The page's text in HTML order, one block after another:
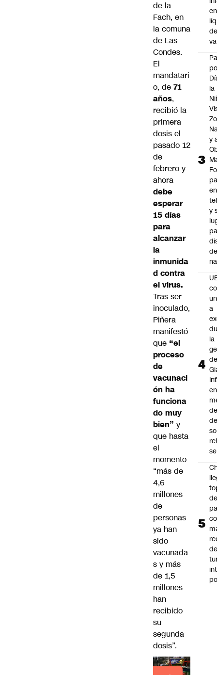
de la
Fach, en
la comuna
de Las
Condes.
El
mandatari
o, de 71
años,
recibió la
primera
dosis el
pasado 12
de
febrero y
ahora
debe
esperar
15 días
para
alcanzar
la
inmunida
d contra
el virus.
Tras ser
inoculado,
Piñera
manifestó
que “el
proceso
de
vacunaci
ón ha
funciona
do muy
bien” y
que hasta
el
momento
“más de
4,6
millones
de
personas
ya han
sido
vacunada
s y más
de 1,5
millones
han
recibido
su
segunda
dosis”.
en
de
la
y
en
y
a
la
de
en
de